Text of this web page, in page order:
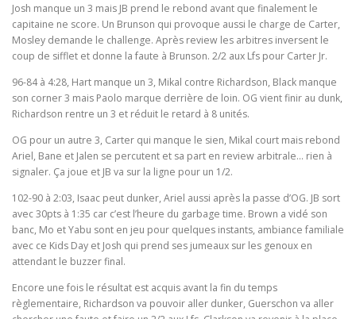
Josh manque un 3 mais JB prend le rebond avant que finalement le
capitaine ne score. Un Brunson qui provoque aussi le charge de Carter,
Mosley demande le challenge. Après review les arbitres inversent le
coup de sifflet et donne la faute à Brunson. 2/2 aux Lfs pour Carter Jr.
96-84 à 4:28, Hart manque un 3, Mikal contre Richardson, Black manque
son corner 3 mais Paolo marque derrière de loin. OG vient finir au dunk,
Richardson rentre un 3 et réduit le retard à 8 unités.
OG pour un autre 3, Carter qui manque le sien, Mikal court mais rebond
Ariel, Bane et Jalen se percutent et sa part en review arbitrale… rien à
signaler. Ça joue et JB va sur la ligne pour un 1/2.
102-90 à 2:03, Isaac peut dunker, Ariel aussi après la passe d’OG. JB sort
avec 30pts à 1:35 car c’est l’heure du garbage time. Brown a vidé son
banc, Mo et Yabu sont en jeu pour quelques instants, ambiance familiale
avec ce Kids Day et Josh qui prend ses jumeaux sur les genoux en
attendant le buzzer final.
Encore une fois le résultat est acquis avant la fin du temps
règlementaire, Richardson va pouvoir aller dunker, Guerschon va aller